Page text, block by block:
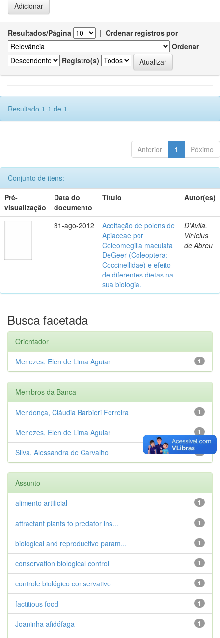
Resultados/Página | Ordenar registros por
Ordenar
Registro(s)
Resultado 1-1 de 1.
Anterior 1 Póximo
Conjunto de itens:
Pré-
visualização
Data do
documento
Título Autor(es)
31-ago-2012
Aceitação de polens de
Apiaceae por
Coleomegilla maculata
DeGeer (Coleoptera:
Coccinellidae) e efeito
de diferentes dietas na
sua biologia.
D’Ávila,
Vinícius
de Abreu
Busca facetada
Orientador
1
Menezes, Elen de Lima Aguiar
Membros da Banca
1
Mendonça, Cláudia Barbieri Ferreira
1
Menezes, Elen de Lima Aguiar
Silva, Alessandra de Carvalho
Assunto
1
alimento artificial
1
attractant plants to predator ins...
1
biological and reproductive param...
1
conservation biological control
1
controle biológico conservativo
1
factitious food
1
Joaninha afidófaga